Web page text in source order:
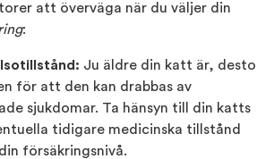
att överväga när du väljer din
:
Ju äldre din katt är, desto
för att den kan drabbas av
sjukdomar. Ta hänsyn till din katts
tidigare medicinska tillstånd
försäkringsnivå.